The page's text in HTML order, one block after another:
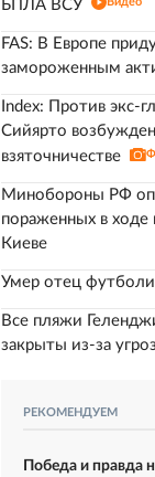
БПЛА ВСУ
FAS: В Европе
замороженным
Index: Против экс-
Сийярто
взяточничестве
Минобороны РФ
пораженных в ходе
Киеве
Умер отец
Все пляжи
закрыты из-за
РЕКОМЕНДУЕМ
Победа и правда